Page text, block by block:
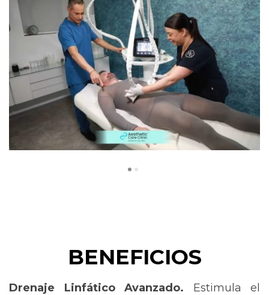
BENEFICIOS
Drenaje Linfático Avanzado. Estimula el